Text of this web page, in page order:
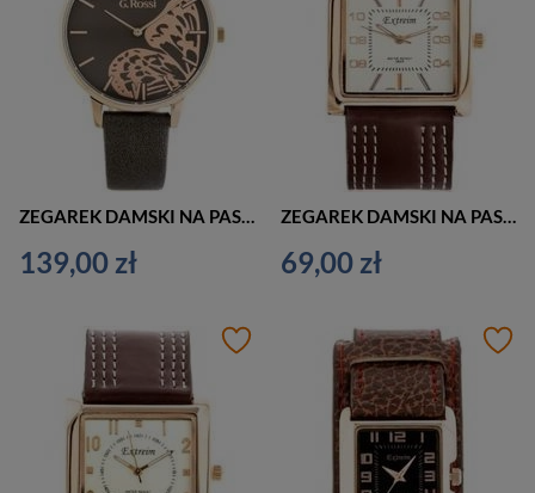
ZEGAREK DAMSKI NA PASKU CASUAL G. ROSSI - 12177A5-1B3 (zg848d) + BOX
139,00 zł
ZEGAREK DAMSKI NA PASKU ELEGANCKI EXTREIM EXT-Y020A-5A (zx667e)
69,00 zł